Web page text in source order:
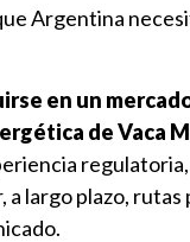
Argentina
en un
de Vaca
largo plazo,